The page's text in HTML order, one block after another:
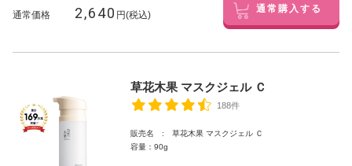
通常価格 2,640 円(税込) 通常購入する
草花木果 マスクジェル Ｃ
188件
販売名 : 草花木果 マスクジェル Ｃ
容量：90g